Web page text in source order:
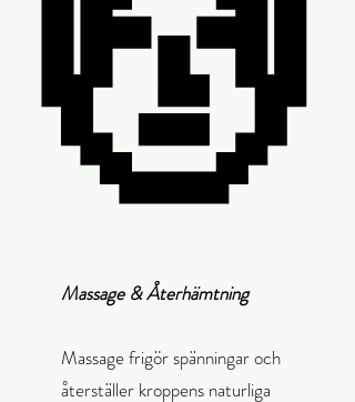
Massage & Återhämtning
Massage frigör spänningar och
återställer kroppens naturliga